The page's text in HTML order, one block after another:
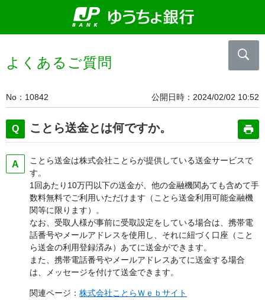
よくあるご質問
No 10842 公開日時 2024/02/02 10:52
ことら送金とは何ですか。
ことら送金は株式会社ことらが提供している送金サービスで
す。
1回あたり10万円以下の送金が、他の金融機関あても含めて手
数料無料でご利用いただけます（ことら送金利用可能金融機
関等に限ります）。
なお、受取人様が事前に受取設定をしている場合は、携帯電
話番号やメールアドレスを使用し、それに紐づく口座（こと
ら送金の利用登録済み）あてに送金ができます。
また、携帯電話番号やメールアドレスあてに送金する場合
は、メッセージを付けて送金できます。
関連ページ： 株式会社ことらＷｅｂサイト